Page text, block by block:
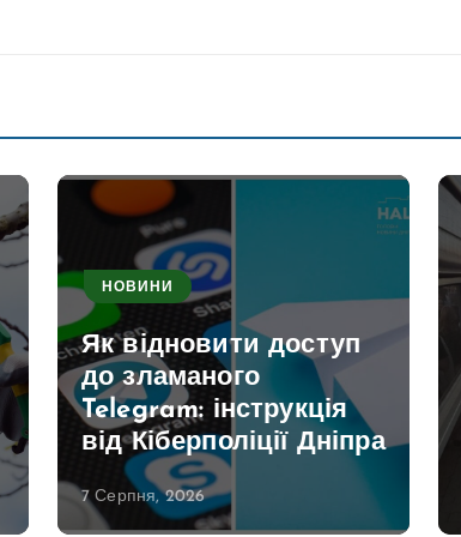
НОВИНИ
Як відновити доступ
до зламаного
Telegram: інструкція
від Кіберполіції Дніпра
7 Серпня, 2026